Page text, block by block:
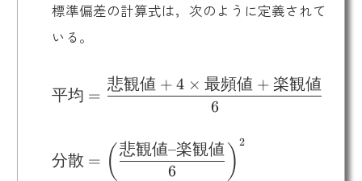
標準偏差の計算式は，次のように定義されて
いる。
\text{平均} =
\dfrac{\text{悲
\times \text{最
頻値} +
平均 =
6
悲観値 + 4 × 最頻値 + 楽観値
\text{分散} =
\left(\dfrac{\text{悲
分散 = ( 6
悲観値–楽観値 ) 2